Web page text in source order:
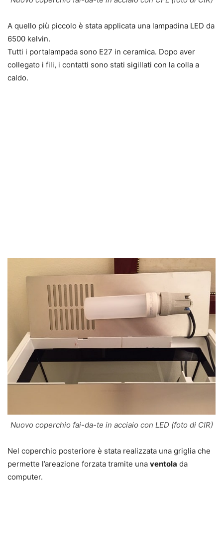
A quello più piccolo è stata applicata una lampadina LED da
6500 kelvin.
Tutti i portalampada sono E27 in ceramica. Dopo aver
collegato i fili, i contatti sono stati sigillati con la colla a
caldo.
Nuovo coperchio fai-da-te in acciaio con LED (foto di CIR)
Nel coperchio posteriore è stata realizzata una griglia che
permette l’areazione forzata tramite una ventola da
computer.